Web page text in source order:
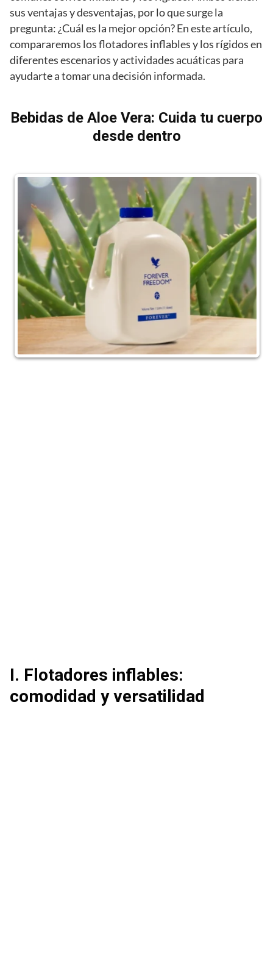
sus ventajas y desventajas, por lo que surge la
pregunta: ¿Cuál es la mejor opción? En este artículo,
compararemos los flotadores inflables y los rígidos en
diferentes escenarios y actividades acuáticas para
ayudarte a tomar una decisión informada.
Bebidas de Aloe Vera: Cuida tu cuerpo
desde dentro
I. Flotadores inflables:
comodidad y versatilidad